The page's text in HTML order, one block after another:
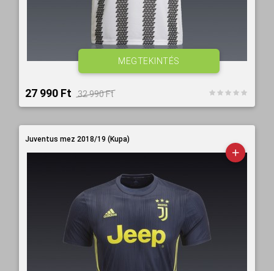
27 990 Ft‎ 32 990 Ft‎
MEGTEKINTÉS
Juventus mez 2018/19 (Kupa)